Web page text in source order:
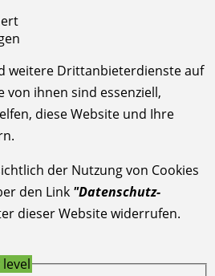
weitere Drittanbieterdienste auf
von ihnen sind essenziell,
diese Website und Ihre
der Nutzung von Cookies
den Link "Datenschutz-
dieser Website widerrufen.